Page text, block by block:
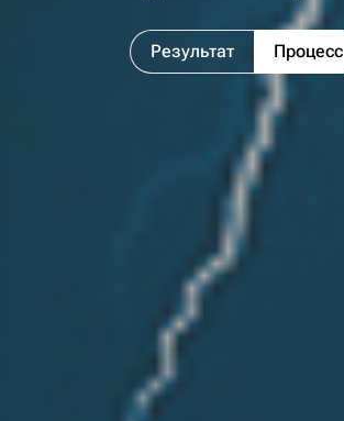
Результат Процесс